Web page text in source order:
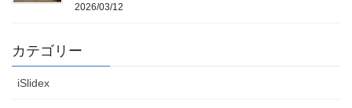
2026/03/12
カテゴリー
iSlidex